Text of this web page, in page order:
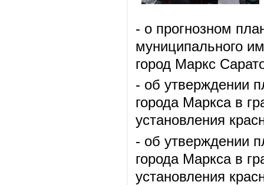
- о прогнозном
муниципального
город Маркс
- об утверждении
города Маркса в
установления
- об утверждении
города Маркса в
установления